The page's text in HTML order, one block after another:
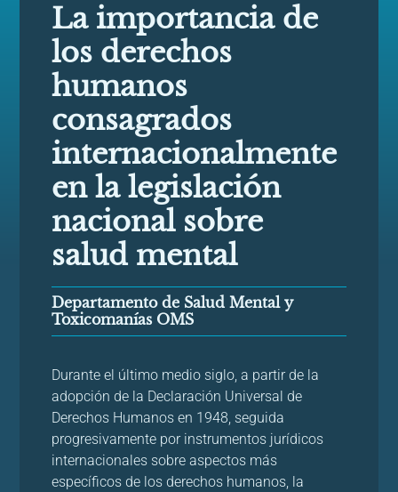
La importancia de
los derechos
humanos
consagrados
internacionalmente
en la legislación
nacional sobre
salud mental
Departamento de Salud Mental y
Toxicomanías OMS
Durante el último medio siglo, a partir de la
adopción de la Declaración Universal de
Derechos Humanos en 1948, seguida
progresivamente por instrumentos jurídicos
internacionales sobre aspectos más
específicos de los derechos humanos, la